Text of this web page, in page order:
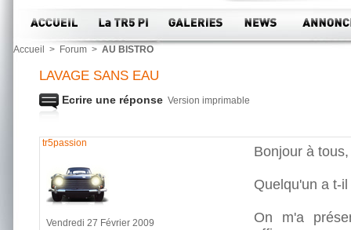
Accueil > Forum > AU BISTRO
LAVAGE SANS EAU
Ecrire une réponse Version imprimable
tr5passion
Vendredi 27 Février 2009
Bonjour à tous,
Quelqu'un a t-
On m'a